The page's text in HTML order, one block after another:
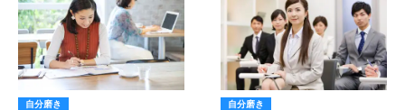
自分磨き 自分磨き